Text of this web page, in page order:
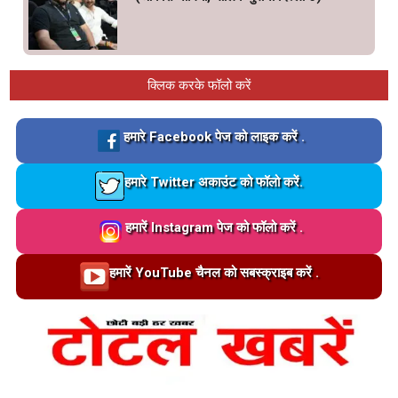
क्लिक करके फॉलो करें
Loading…
हमारे Facebook पेज को लाइक करें .
Loading…
हमारे Twitter अकाउंट को फॉलो करें.
Loading…
हमारें Instagram पेज को फॉलो करें .
Loading…हमारें YouTube चैनल को सबस्क्राइब करें .